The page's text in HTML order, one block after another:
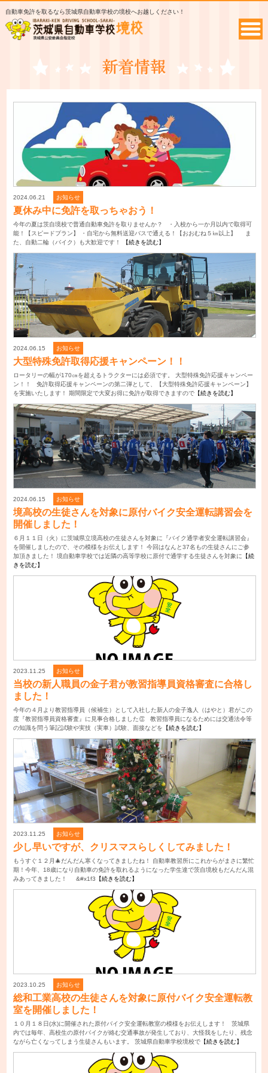
自動車免許を取るなら茨城県自動車学校の境校へお越しください！
2024.06.21 お知らせ
夏休み中に免許を取っちゃおう！
今年の夏は茨自境校で普通自動車免許を取りませんか？ ・入校から一か月以内で取得可
能！【スピードプラン】 ・自宅から無料送迎バスで通える！【おおむね５㎞以上】 ま
た、自動二輪（バイク）も大歓迎です！
【続きを読む】
2024.06.15 お知らせ
大型特殊免許取得応援キャンペーン！！
ロータリーの幅が170㎝を超えるトラクターには必須です。 大型特殊免許応援キャンペー
ン！！ 免許取得応援キャンペーンの第二弾として、【大型特殊免許応援キャンペーン】
を実施いたします！ 期間限定で大変お得に免許が取得できますので【続きを読む】
2024.06.15 お知らせ
境高校の生徒さんを対象に原付バイク安全運転講習会を
開催しました！
６月１１日（火）に茨城県立境高校の生徒さんを対象に『バイク通学者安全運転講習会』
を開催しましたので、その模様をお伝えします！ 今回はなんと37名もの生徒さんにご参
加頂きました！ 境自動車学校では近隣の高等学校に原付で通学する生徒さんを対象に 【続
きを読む】
2023.11.25 お知らせ
当校の新人職員の金子君が教習指導員資格審査に合格し
ました！
今年の４月より教習指導員（候補生）として入社した新人の金子逸人（はやと）君がこの
度『教習指導員資格審査』に見事合格しました👏 教習指導員になるためには交通法令等
の知識を問う筆記試験や実技（実車）試験、面接などを 【続きを読む】
2023.11.25 お知らせ
少し早いですが、クリスマスらしくしてみました！
もうすぐ１２月🎄だんだん寒くなってきましたね！ 自動車教習所にこれからがまさに繁忙
期！今年、18歳になり自動車の免許を取れるようになった学生達で茨自境校もだんだん混
みあってきました！ &#x1f3 【続きを読む】
2023.10.25 お知らせ
総和工業高校の生徒さんを対象に原付バイク安全運転教
室を開催しました！
１０月１８日(水)に開催された原付バイク安全運転教室の模様をお伝えします！ 茨城県
内では毎年、高校生の原付バイクが絡む交通事故が発生しており、大怪我をしたり、残念
ながら亡くなってしまう生徒さんもいます。 茨城県自動車学校境校で【続きを読む】